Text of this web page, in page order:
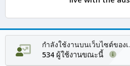
กำลั
534 ผู้ใช้งานขณะนี้